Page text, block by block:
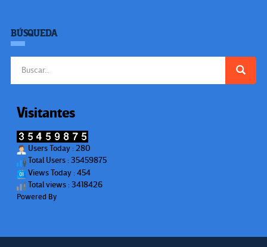
BÚSQUEDA
Visitantes
Users Today : 280
Total Users : 35459875
Views Today : 454
Total views : 3418426
Powered By